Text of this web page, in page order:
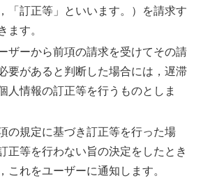
「訂正等」といいます。）を請求す
ます。
ザーから前項の請求を受けてその請
要があると判断した場合には，遅滞
人情報の訂正等を行うものとしま
の規定に基づき訂正等を行った場
正等を行わない旨の決定をしたとき
これをユーザーに通知します。